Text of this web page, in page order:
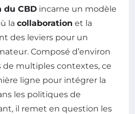
du CBD incarne un modèle
la collaboration et la
des leviers pour un
Composé d’environ
de multiples contextes, ce
ligne pour intégrer la
les politiques de
il remet en question les